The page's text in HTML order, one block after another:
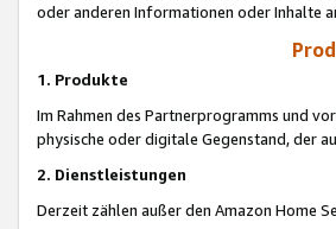
oder anderen Informationen oder Inhalte
1. Produkte
Im Rahmen des Partnerprogramms und
physische oder digitale Gegenstand, der
2. Dienstleistungen
Derzeit zählen außer den Amazon Home